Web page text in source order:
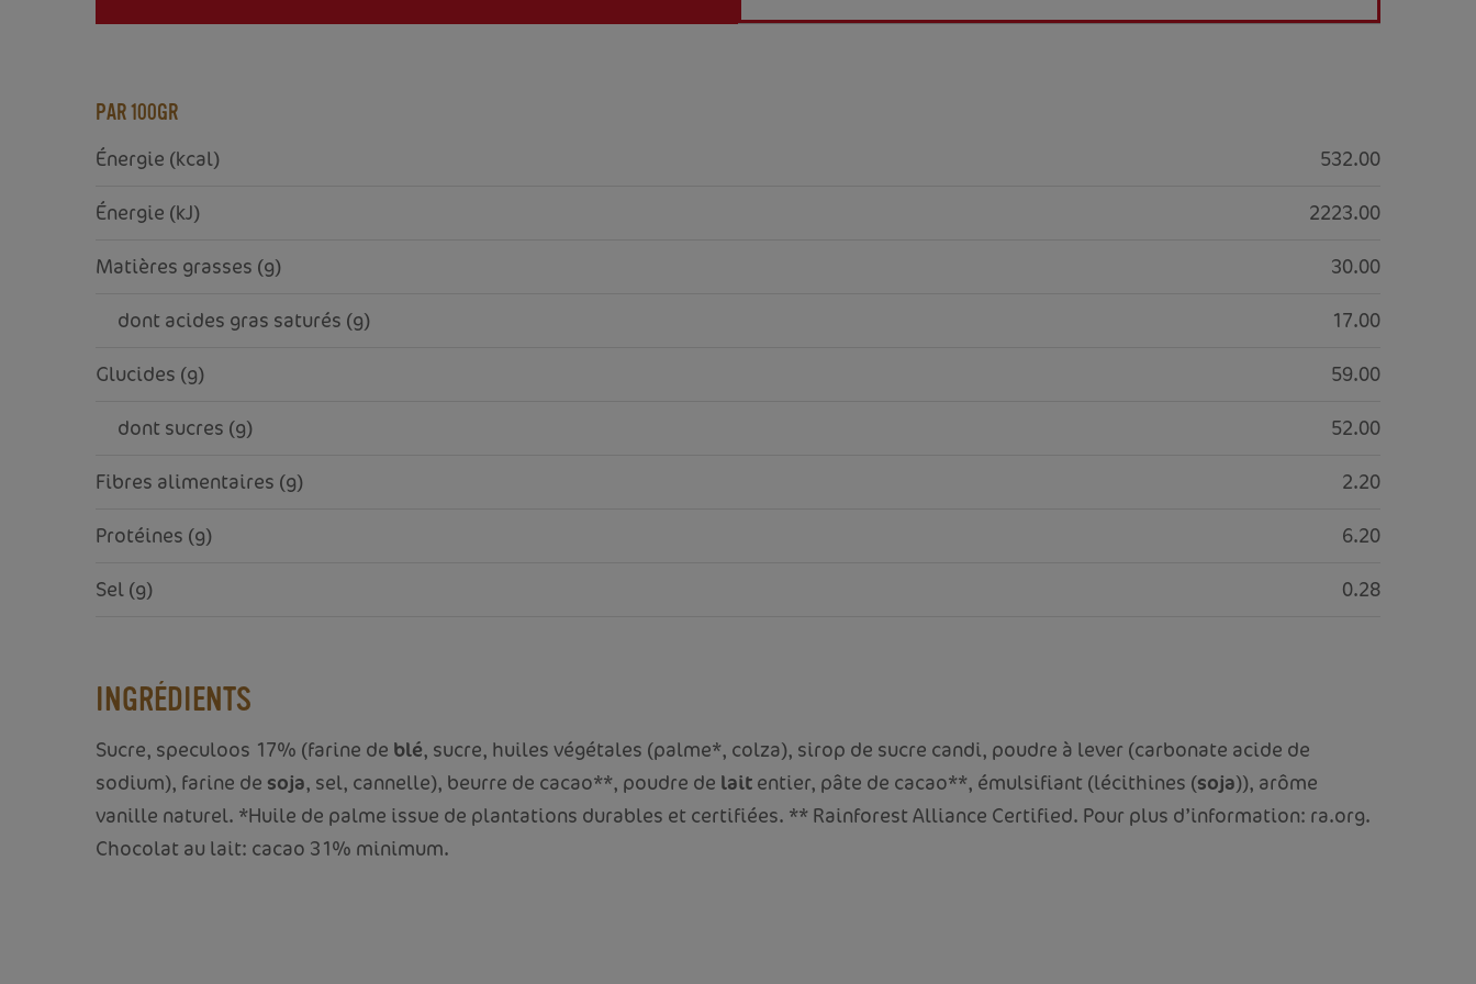
PAR 100GR
Énergie (kcal) 532.00
Énergie (kJ) 2223.00
Matières grasses (g) 30.00
     dont acides gras saturés (g)
17.00
Glucides (g) 59.00
     dont sucres (g)
52.00
Fibres alimentaires (g) 2.20
Protéines (g) 6.20
Sel (g) 0.28
INGRÉDIENTS
Sucre, speculoos 17% (farine de blé, sucre, huiles végétales (palme*, colza), sirop de sucre candi, poudre à lever (carbonate acide de
sodium), farine de soja, sel, cannelle), beurre de cacao**, poudre de lait entier, pâte de cacao**, émulsifiant (lécithines (soja)), arôme
vanille naturel. *Huile de palme issue de plantations durables et certifiées. ** Rainforest Alliance Certified. Pour plus d’information: ra.org.
Chocolat au lait: cacao 31% minimum.